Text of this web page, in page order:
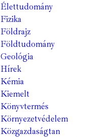
Élettudomány
Fizika
Földrajz
Földtudomány
Geológia
Hírek
Kémia
Kiemelt
Könyvtermés
Környezetvédelem
Közgazdaságtan